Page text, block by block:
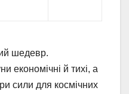
шедевр.
економічні й тихі, а
сили для космічних